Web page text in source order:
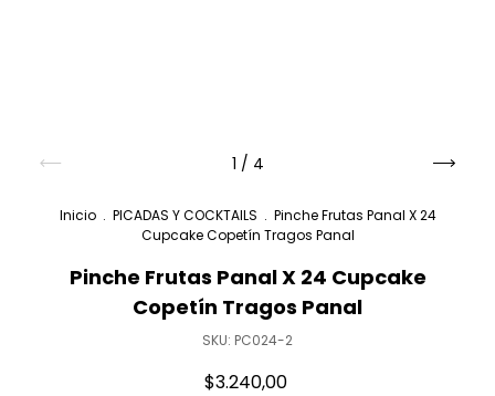
1 / 4
Inicio . PICADAS Y COCKTAILS . Pinche Frutas Panal X 24
Cupcake Copetín Tragos Panal
Pinche Frutas Panal X 24 Cupcake
Copetín Tragos Panal
SKU: PC024-2
$3.240,00